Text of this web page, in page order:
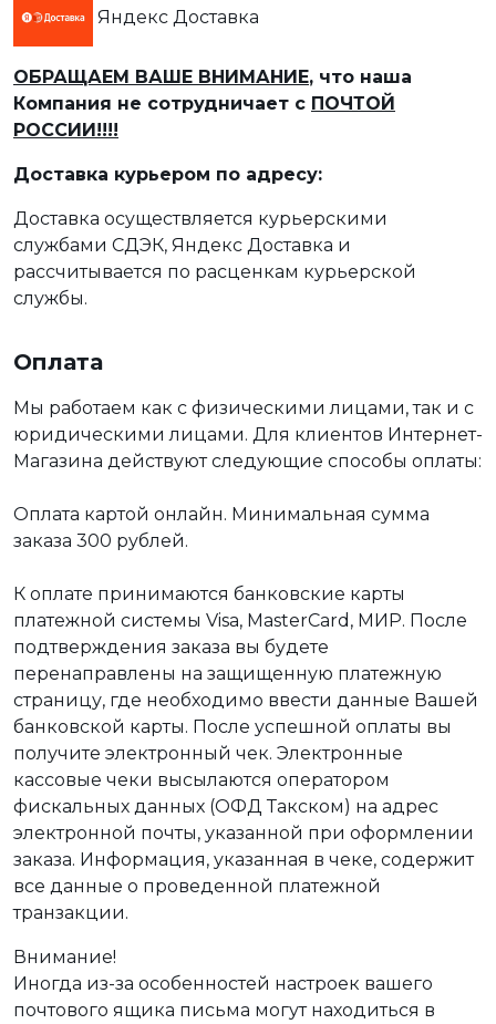
Яндекс Доставка
ОБРАЩАЕМ ВАШЕ ВНИМАНИЕ, что наша
Компания не сотрудничает с ПОЧТОЙ
РОССИИ!!!!
Доставка курьером по адресу:
Доставка осуществляется курьерскими
службами СДЭК, Яндекс Доставка и
рассчитывается по расценкам курьерской
службы.
Оплата
Мы работаем как с физическими лицами, так и с
юридическими лицами. Для клиентов Интернет-
Магазина действуют следующие способы оплаты:
Оплата картой онлайн. Минимальная сумма
заказа 300 рублей.
К оплате принимаются банковские карты
платежной системы Visa, MasterCard, МИР. После
подтверждения заказа вы будете
перенаправлены на защищенную платежную
страницу, где необходимо ввести данные Вашей
банковской карты. После успешной оплаты вы
получите электронный чек. Электронные
кассовые чеки высылаются оператором
фискальных данных (ОФД Такском) на адрес
электронной почты, указанной при оформлении
заказа. Информация, указанная в чеке, содержит
все данные о проведенной платежной
транзакции.
Внимание!
Иногда из-за особенностей настроек вашего
почтового ящика письма могут находиться в